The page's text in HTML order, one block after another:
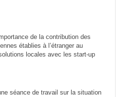
de la contribution des
établies à l’étranger au
locales avec les start-up
séance de travail sur la situation